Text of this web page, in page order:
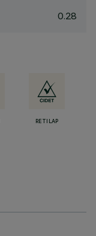
0.28
RETILAP